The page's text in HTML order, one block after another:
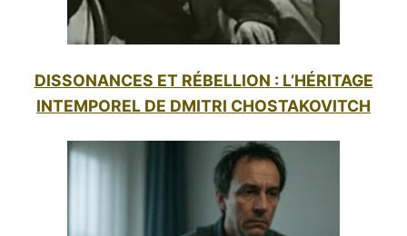
DISSONANCES ET RÉBELLION : L’HÉRITAGE
INTEMPOREL DE DMITRI CHOSTAKOVITCH